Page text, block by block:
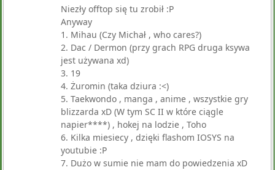
Niezły offtop się tu zrobił :P
Anyway
1. Mihau (Czy Michał , who cares?)
2. Dac / Dermon (przy grach RPG druga ksywa
jest używana xd)
3. 19
4. Żuromin (taka dziura :<)
5. Taekwondo , manga , anime , wszystkie gry
blizzarda xD (W tym SC II w które ciągle
napier****) , hokej na lodzie , Toho
6. Kilka miesiecy , dzięki flashom IOSYS na
youtubie :P
7. Dużo w sumie nie mam do powiedzenia xD